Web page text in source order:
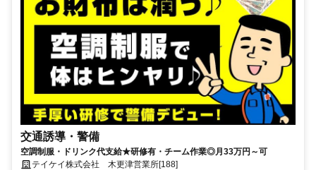
交通誘導・警備
空調制服・ドリンク代支給★研修有・チーム作業◎月33万円～可
テイケイ株式会社 木更津営業所[188]